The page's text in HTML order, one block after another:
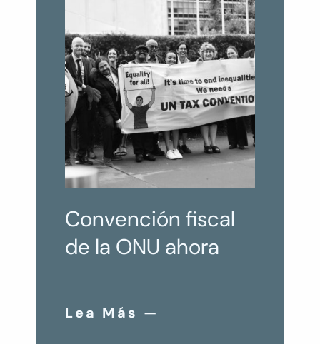
Convención fiscal
de la ONU ahora
Lea Más —